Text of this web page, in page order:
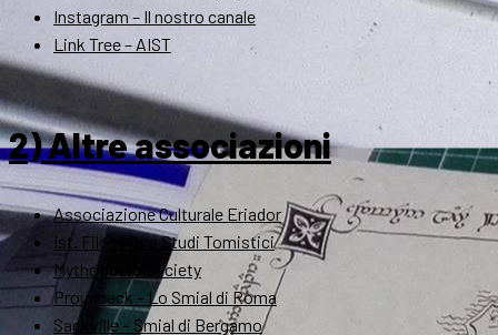
Instagram – Il nostro canale
Link Tree – AIST
2) Altre associazioni
Associazione Culturale Eriador
Ist. Filosofico Studi Tomistici
Mythopoeic Society
Proudneck – Lo Smial di Roma
Sackville – Smial di Bergamo